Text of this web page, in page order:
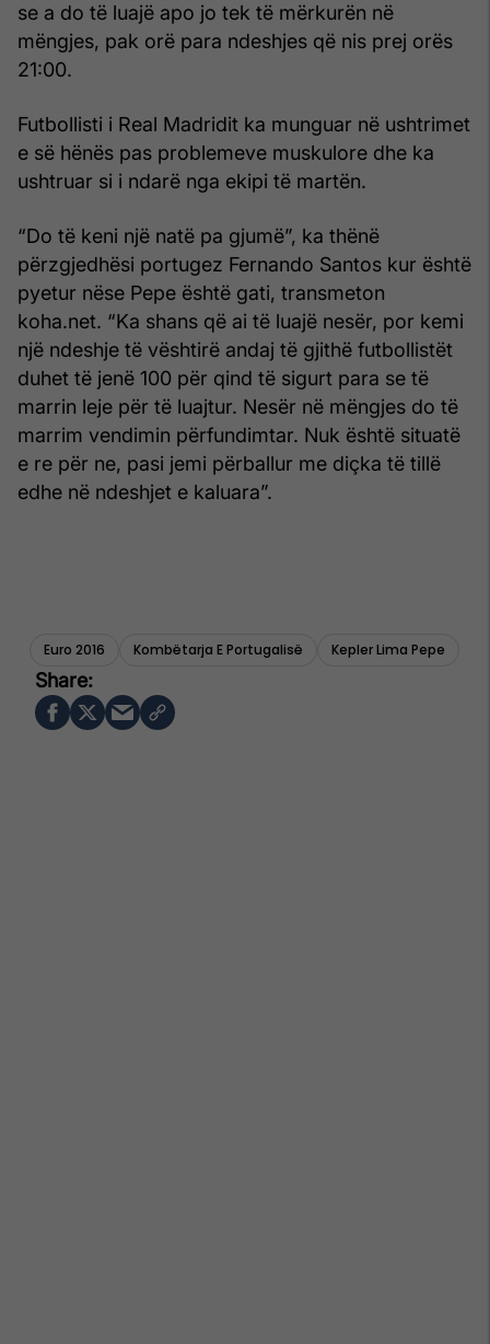
se a do të luajë apo jo tek të mërkurën në
mëngjes, pak orë para ndeshjes që nis prej orës
21:00.
Futbollisti i Real Madridit ka munguar në ushtrimet
e së hënës pas problemeve muskulore dhe ka
ushtruar si i ndarë nga ekipi të martën.
“Do të keni një natë pa gjumë”, ka thënë
përzgjedhësi portugez Fernando Santos kur është
pyetur nëse Pepe është gati, transmeton
koha.net. “Ka shans që ai të luajë nesër, por kemi
një ndeshje të vështirë andaj të gjithë futbollistët
duhet të jenë 100 për qind të sigurt para se të
marrin leje për të luajtur. Nesër në mëngjes do të
marrim vendimin përfundimtar. Nuk është situatë
e re për ne, pasi jemi përballur me diçka të tillë
edhe në ndeshjet e kaluara”.
Euro 2016 Kombëtarja E Portugalisë Kepler Lima Pepe